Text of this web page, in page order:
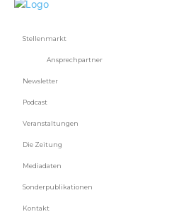
Stellenmarkt
Ansprechpartner
Newsletter
Podcast
Veranstaltungen
Die Zeitung
Mediadaten
Sonderpublikationen
Kontakt